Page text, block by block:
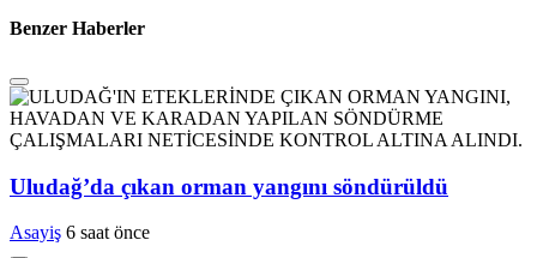
Benzer Haberler
Uludağ’da çıkan orman yangını söndürüldü
Asayiş 6 saat önce